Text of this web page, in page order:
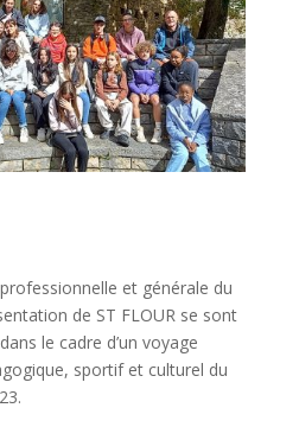
et générale du
de ST FLOUR se sont
le cadre d’un voyage
sportif et culturel du